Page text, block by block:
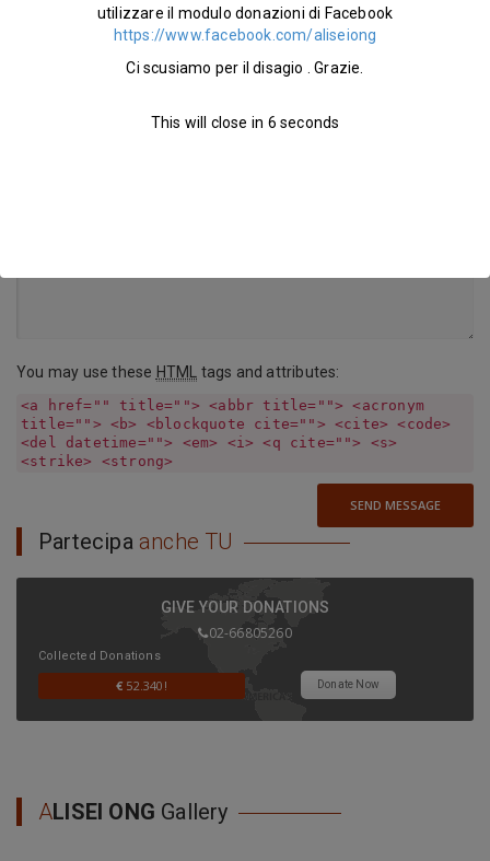
You may use these HTML tags and attributes:
<a href="" title=""> <abbr title=""> <acronym
title=""> <b> <blockquote cite=""> <cite> <code>
<del datetime=""> <em> <i> <q cite=""> <s>
<strike> <strong>
SEND MESSAGE
Partecipa anche TU
GIVE YOUR DONATIONS
02-66805260
Collected Donations
€ 52.340! Donate Now
ALISEI ONG Gallery
utilizzare il modulo donazioni di Facebook
https://www.facebook.com/aliseiong
Ci scusiamo per il disagio . Grazie.
This will close in 5 seconds